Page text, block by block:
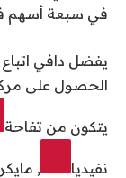
في سبعة أسهم
يفضل دافي
يتكون من تفاحة
نفيديا ,